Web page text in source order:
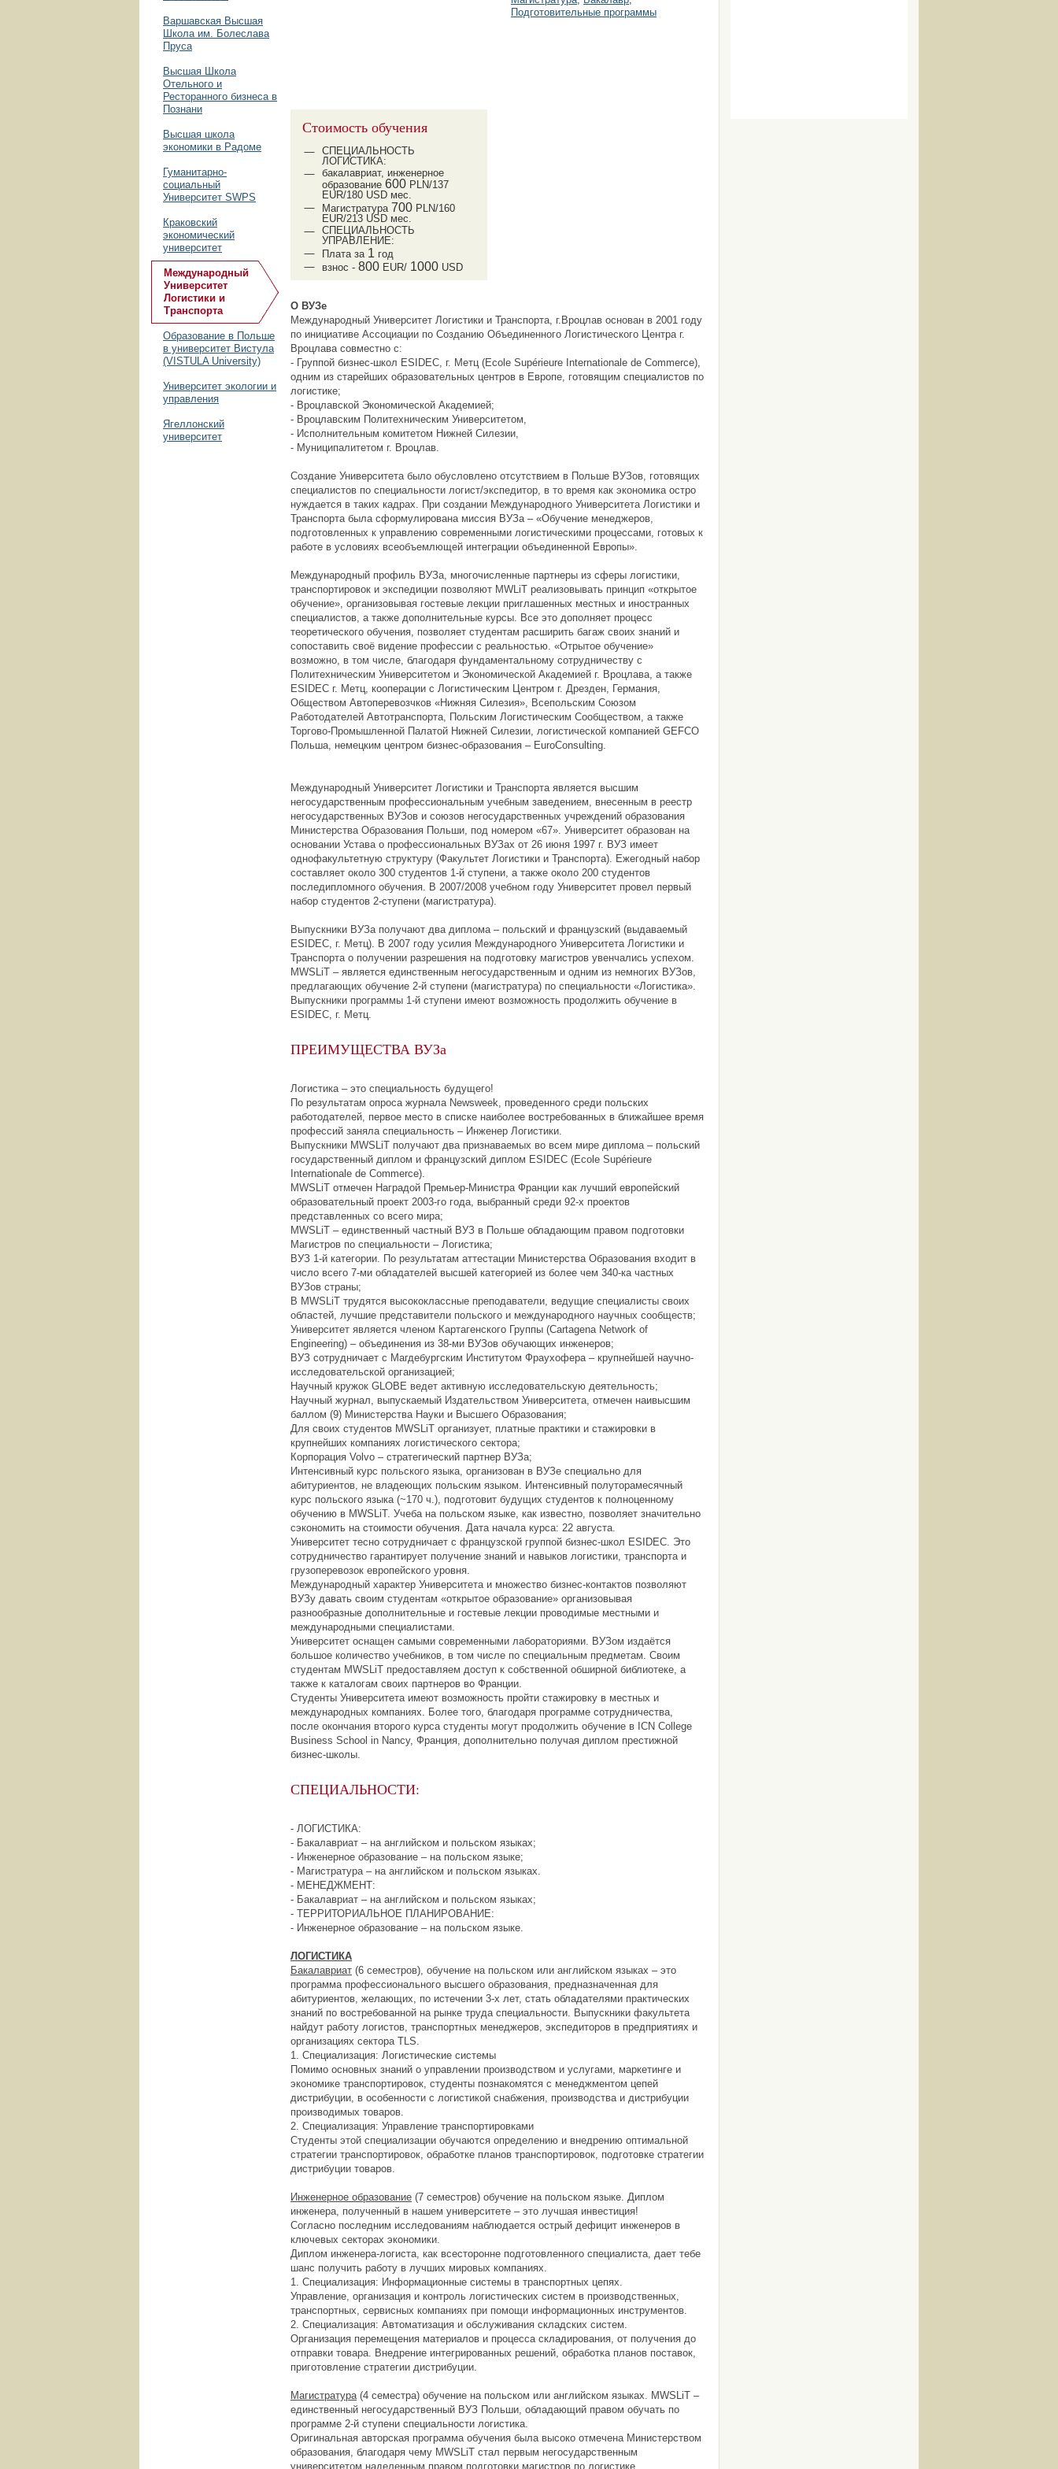
Варшавская Высшая
Школа им. Болеслава
Пруса
Высшая Школа
Отельного и
Ресторанного бизнеса в
Познани
Высшая школа
экономики в Радоме
Гуманитарно-
социальный
Университет SWPS
Краковский
экономический
университет
Международный
Университет
Логистики и
Транспорта
Образование в Польше
в университет Вистула
(VISTULA University)
Университет экологии и
управления
Ягеллонский
университет
Подготовительные программы
Стоимость обучения
СПЕЦИАЛЬНОСТЬ
ЛОГИСТИКА:
бакалавриат, инженерное
образование 600 PLN/137
EUR/180 USD мес.
Магистратура 700 PLN/160
EUR/213 USD мес.
СПЕЦИАЛЬНОСТЬ
УПРАВЛЕНИЕ:
Плата за 1 год
взнос - 800 EUR/ 1000 USD
О ВУЗе
Международный Университет Логистики и Транспорта, г.Вроцлав основан в 2001 году
по инициативе Ассоциации по Созданию Объединенного Логистического Центра г.
Вроцлава совместно с:
- Группой бизнес-школ ESIDEC, г. Метц (Ecole Supérieure Internationale de Commerce),
одним из старейших образовательных центров в Европе, готовящим специалистов по
логистике;
- Вроцлавской Экономической Академией;
- Вроцлавским Политехническим Университетом,
- Исполнительным комитетом Нижней Силезии,
- Муниципалитетом г. Вроцлав.
Создание Университета было обусловлено отсутствием в Польше ВУЗов, готовящих
специалистов по специальности логист/экспедитор, в то время как экономика остро
нуждается в таких кадрах. При создании Международного Университета Логистики и
Транспорта была сформулирована миссия ВУЗа – «Обучение менеджеров,
подготовленных к управлению современными логистическими процессами, готовых к
работе в условиях всеобъемлющей интеграции объединенной Европы».
Международный профиль ВУЗа, многочисленные партнеры из сферы логистики,
транспортировок и экспедиции позволяют MWLiT реализовывать принцип «открытое
обучение», организовывая гостевые лекции приглашенных местных и иностранных
специалистов, а также дополнительные курсы. Все это дополняет процесс
теоретического обучения, позволяет студентам расширить багаж своих знаний и
сопоставить своё видение профессии с реальностью. «Отрытое обучение»
возможно, в том числе, благодаря фундаментальному сотрудничеству с
Политехническим Университетом и Экономической Академией г. Вроцлава, а также
ESIDEC г. Метц, кооперации с Логистическим Центром г. Дрезден, Германия,
Обществом Автоперевозчков «Нижняя Силезия», Всепольским Союзом
Работодателей Автотранспорта, Польским Логистическим Сообществом, а также
Торгово-Промышленной Палатой Нижней Силезии, логистической компанией GEFCO
Польша, немецким центром бизнес-образования – EuroConsulting.
Международный Университет Логистики и Транспорта является высшим
негосударственным профессиональным учебным заведением, внесенным в реестр
негосударственных ВУЗов и союзов негосударственных учреждений образования
Министерства Образования Польши, под номером «67». Университет образован на
основании Устава о профессиональных ВУЗах от 26 июня 1997 г. ВУЗ имеет
однофакультетную структуру (Факультет Логистики и Транспорта). Ежегодный набор
составляет около 300 студентов 1-й ступени, а также около 200 студентов
последипломного обучения. В 2007/2008 учебном году Университет провел первый
набор студентов 2-ступени (магистратура).
Выпускники ВУЗа получают два диплома – польский и французский (выдаваемый
ESIDEC, г. Метц). В 2007 году усилия Международного Университета Логистики и
Транспорта о получении разрешения на подготовку магистров увенчались успехом.
MWSLiT – является единственным негосударственным и одним из немногих ВУЗов,
предлагающих обучение 2-й ступени (магистратура) по специальности «Логистика».
Выпускники программы 1-й ступени имеют возможность продолжить обучение в
ESIDEC, г. Метц.
ПРЕИМУЩЕСТВА ВУЗа
Логистика – это специальность будущего!
По результатам опроса журнала Newsweek, проведенного среди польских
работодателей, первое место в списке наиболее востребованных в ближайшее время
профессий заняла специальность – Инженер Логистики.
Выпускники MWSLiT получают два признаваемых во всем мире диплома – польский
государственный диплом и французский диплом ESIDEC (Ecole Supérieure
Internationale de Commerce).
MWSLiT отмечен Наградой Премьер-Министра Франции как лучший европейский
образовательный проект 2003-го года, выбранный среди 92-х проектов
представленных со всего мира;
MWSLiT – единственный частный ВУЗ в Польше обладающим правом подготовки
Магистров по специальности – Логистика;
ВУЗ 1-й категории. По результатам аттестации Министерства Образования входит в
число всего 7-ми обладателей высшей категорией из более чем 340-ка частных
ВУЗов страны;
В MWSLiT трудятся высококлассные преподаватели, ведущие специалисты своих
областей, лучшие представители польского и международного научных сообществ;
Университет является членом Картагенского Группы (Cartagena Network of
Engineering) – объединения из 38-ми ВУЗов обучающих инженеров;
ВУЗ сотрудничает с Магдебургским Институтом Фраухофера – крупнейшей научно-
исследовательской организацией;
Научный кружок GLOBE ведет активную исследовательскую деятельность;
Научный журнал, выпускаемый Издательством Университета, отмечен наивысшим
баллом (9) Министерства Науки и Высшего Образования;
Для своих студентов MWSLiT организует, платные практики и стажировки в
крупнейших компаниях логистического сектора;
Корпорация Volvo – стратегический партнер ВУЗа;
Интенсивный курс польского языка, организован в ВУЗе специально для
абитуриентов, не владеющих польским языком. Интенсивный полуторамесячный
курс польского языка (~170 ч.), подготовит будущих студентов к полноценному
обучению в MWSLiT. Учеба на польском языке, как известно, позволяет значительно
сэкономить на стоимости обучения. Дата начала курса: 22 августа.
Университет тесно сотрудничает с французской группой бизнес-школ ESIDEC. Это
сотрудничество гарантирует получение знаний и навыков логистики, транспорта и
грузоперевозок европейского уровня.
Международный характер Университета и множество бизнес-контактов позволяют
ВУЗу давать своим студентам «открытое образование» организовывая
разнообразные дополнительные и гостевые лекции проводимые местными и
международными специалистами.
Университет оснащен самыми современными лабораториями. ВУЗом издаётся
большое количество учебников, в том числе по специальным предметам. Своим
студентам MWSLiT предоставляем доступ к собственной обширной библиотеке, а
также к каталогам своих партнеров во Франции.
Студенты Университета имеют возможность пройти стажировку в местных и
международных компаниях. Более того, благодаря программе сотрудничества,
после окончания второго курса студенты могут продолжить обучение в ICN College
Business School in Nancy, Франция, дополнительно получая диплом престижной
бизнес-школы.
СПЕЦИАЛЬНОСТИ:
- ЛОГИСТИКА:
- Бакалавриат – на английском и польском языках;
- Инженерное образование – на польском языке;
- Магистратура – на английском и польском языках.
- МЕНЕДЖМЕНТ:
- Бакалавриат – на английском и польском языках;
- ТЕРРИТОРИАЛЬНОЕ ПЛАНИРОВАНИЕ:
- Инженерное образование – на польском языке.
ЛОГИСТИКА
Бакалавриат (6 семестров), обучение на польском или английском языках – это
программа профессионального высшего образования, предназначенная для
абитуриентов, желающих, по истечении 3-х лет, стать обладателями практических
знаний по востребованной на рынке труда специальности. Выпускники факультета
найдут работу логистов, транспортных менеджеров, экспедиторов в предприятиях и
организациях сектора TLS.
1. Специализация: Логистические системы
Помимо основных знаний о управлении производством и услугами, маркетинге и
экономике транспортировок, студенты познакомятся с менеджментом цепей
дистрибуции, в особенности с логистикой снабжения, производства и дистрибуции
производимых товаров.
2. Специализация: Управление транспортировками
Студенты этой специализации обучаются определению и внедрению оптимальной
стратегии транспортировок, обработке планов транспортировок, подготовке стратегии
дистрибуции товаров.
Инженерное образование (7 семестров) обучение на польском языке. Диплом
инженера, полученный в нашем университете – это лучшая инвестиция!
Согласно последним исследованиям наблюдается острый дефицит инженеров в
ключевых секторах экономики.
Диплом инженера-логиста, как всесторонне подготовленного специалиста, дает тебе
шанс получить работу в лучших мировых компаниях.
1. Специализация: Информационные системы в транспортных цепях.
Управление, организация и контроль логистических систем в производственных,
транспортных, сервисных компаниях при помощи информационных инструментов.
2. Специализация: Автоматизация и обслуживания складских систем.
Организация перемещения материалов и процесса складирования, от получения до
отправки товара. Внедрение интегрированных решений, обработка планов поставок,
приготовление стратегии дистрибуции.
Магистратура(4 семестра) обучение на польском или английском языках. MWSLiT –
единственный негосударственный ВУЗ Польши, обладающий правом обучать по
программе 2-й ступени специальности логистика.
Оригинальная авторская программа обучения была высоко отмечена Министерством
образования, благодаря чему MWSLiT стал первым негосударственным
университетом наделенным правом подготовки магистров по логистике.